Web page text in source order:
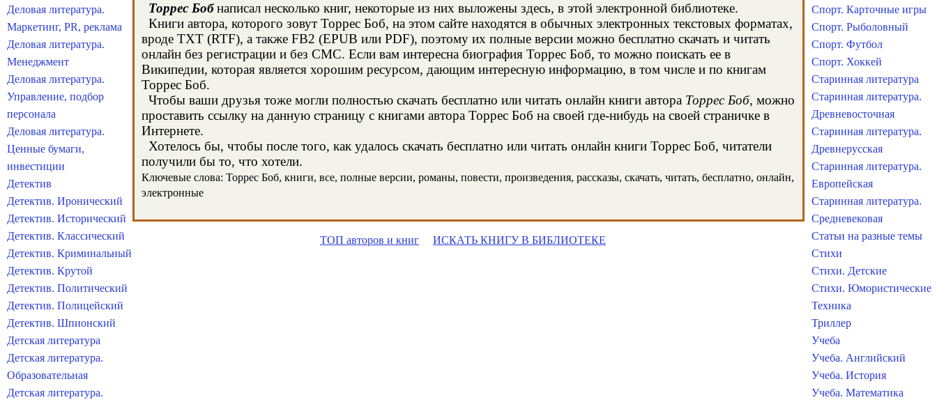
Торрес Бобнаписал несколько книг, некоторые из них выложены здесь, в этой электронной библиотеке.
Книги автора, которого зовут Торрес Боб, на этом сайте находятся в обычных электронных текстовых форматах,
вроде TXT (RTF), а также FB2 (EPUB или PDF), поэтому их полные версии можно бесплатно скачать и читать
онлайн без регистрации и без СМС. Если вам интересна биография Торрес Боб, то можно поискать ее в
Википедии, которая является хорошим ресурсом, дающим интересную информацию, в том числе и по книгам
Торрес Боб.
Чтобы ваши друзья тоже могли полностью скачать бесплатно или читать онлайн книги автора Торрес Боб, можно
проставить ссылку на данную страницу с книгами автора Торрес Боб на своей где-нибудь на своей страничке в
Интернете.
Хотелось бы, чтобы после того, как удалось скачать бесплатно или читать онлайн книги Торрес Боб, читатели
получили бы то, что хотели.
Ключевые слова: Торрес Боб, книги, все, полные версии, романы, повести, произведения, рассказы, скачать, читать, бесплатно, онлайн,
электронные
ТОП авторов и книг ИСКАТЬ КНИГУ В БИБЛИОТЕКЕ
Деловая литература.
Маркетинг, PR, реклама
Деловая литература.
Менеджмент
Деловая литература.
Управление, подбор
персонала
Деловая литература.
Ценные бумаги,
инвестиции
Детектив
Детектив. Иронический
Детектив. Исторический
Детектив. Классический
Детектив. Криминальный
Детектив. Крутой
Детектив. Политический
Детектив. Полицейский
Детектив. Шпионский
Детская литература
Детская литература.
Образовательная
Детская литература.
Спорт. Карточные игры
Спорт. Рыболовный
Спорт. Футбол
Спорт. Хоккей
Старинная литература
Старинная литература.
Древневосточная
Старинная литература.
Древнерусская
Старинная литература.
Европейская
Старинная литература.
Средневековая
Статьи на разные темы
Стихи
Стихи. Детские
Стихи. Юмористические
Техника
Триллер
Учеба
Учеба. Английский
Учеба. История
Учеба. Математика